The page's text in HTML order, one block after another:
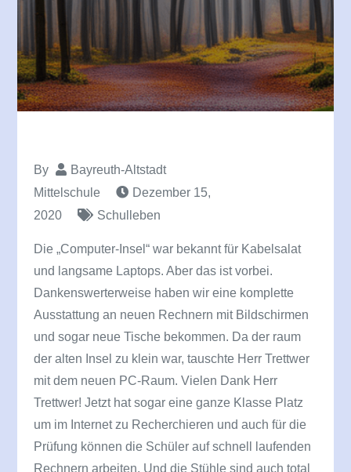
By
Bayreuth-Altstadt
Mittelschule
Dezember 15,
2020
Schulleben
Die „Computer-Insel“ war bekannt für Kabelsalat
und langsame Laptops. Aber das ist vorbei.
Dankenswerterweise haben wir eine komplette
Ausstattung an neuen Rechnern mit Bildschirmen
und sogar neue Tische bekommen. Da der raum
der alten Insel zu klein war, tauschte Herr Trettwer
mit dem neuen PC-Raum. Vielen Dank Herr
Trettwer! Jetzt hat sogar eine ganze Klasse Platz
um im Internet zu Recherchieren und auch für die
Prüfung können die Schüler auf schnell laufenden
Rechnern arbeiten. Und die Stühle sind auch total